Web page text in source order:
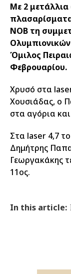
Με 2
ΝΟΒ τη
Όμιλος
Φεβρουαρίου.
Χρυσό στα
Χουσιάδας, ο
στα αγόρια
Στα laser 4,7
Δημήτρης
Γεωργακάκης
11ος.
In this article: